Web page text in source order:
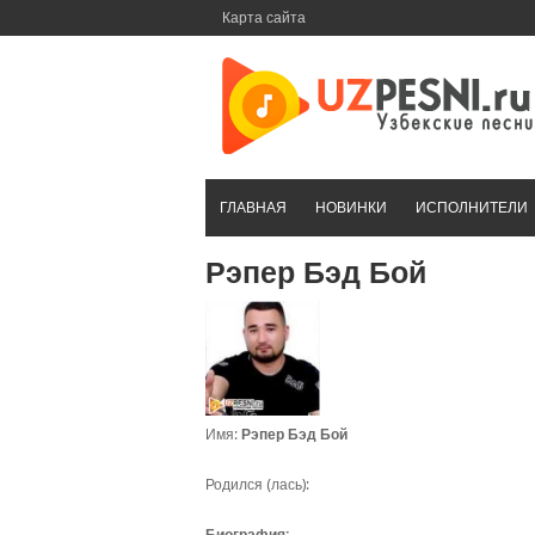
Карта сайта
ГЛАВНАЯ НОВИНКИ ИСПОЛНИТЕЛИ
Рэпер Бэд Бой
Имя: Рэпер Бэд Бой
Родился (лась):